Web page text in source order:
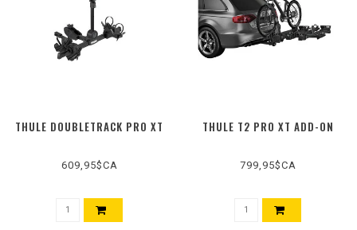
THULE DOUBLETRACK PRO XT
609,95$CA
THULE T2 PRO XT ADD-ON
799,95$CA